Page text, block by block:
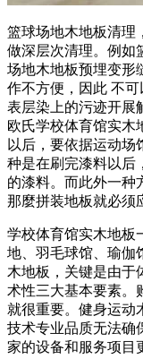
篮球场地木地板清理
做深层次清理。例如
场地木地板预埋变形
作不方便，因此 不
表层染上的污迹开展
欧氏学校体育馆实木
以后，要依据运动场
种是在刷完漆料以后
的漆料。而此外一种
那麼拼装地板就必须
学校体育馆实木地板
地、羽毛球馆、瑜伽
木地板，关键是由于
术性三大基本要素。
就很重要。健身运动
技术专业品质无法确
家的设备和服务项目